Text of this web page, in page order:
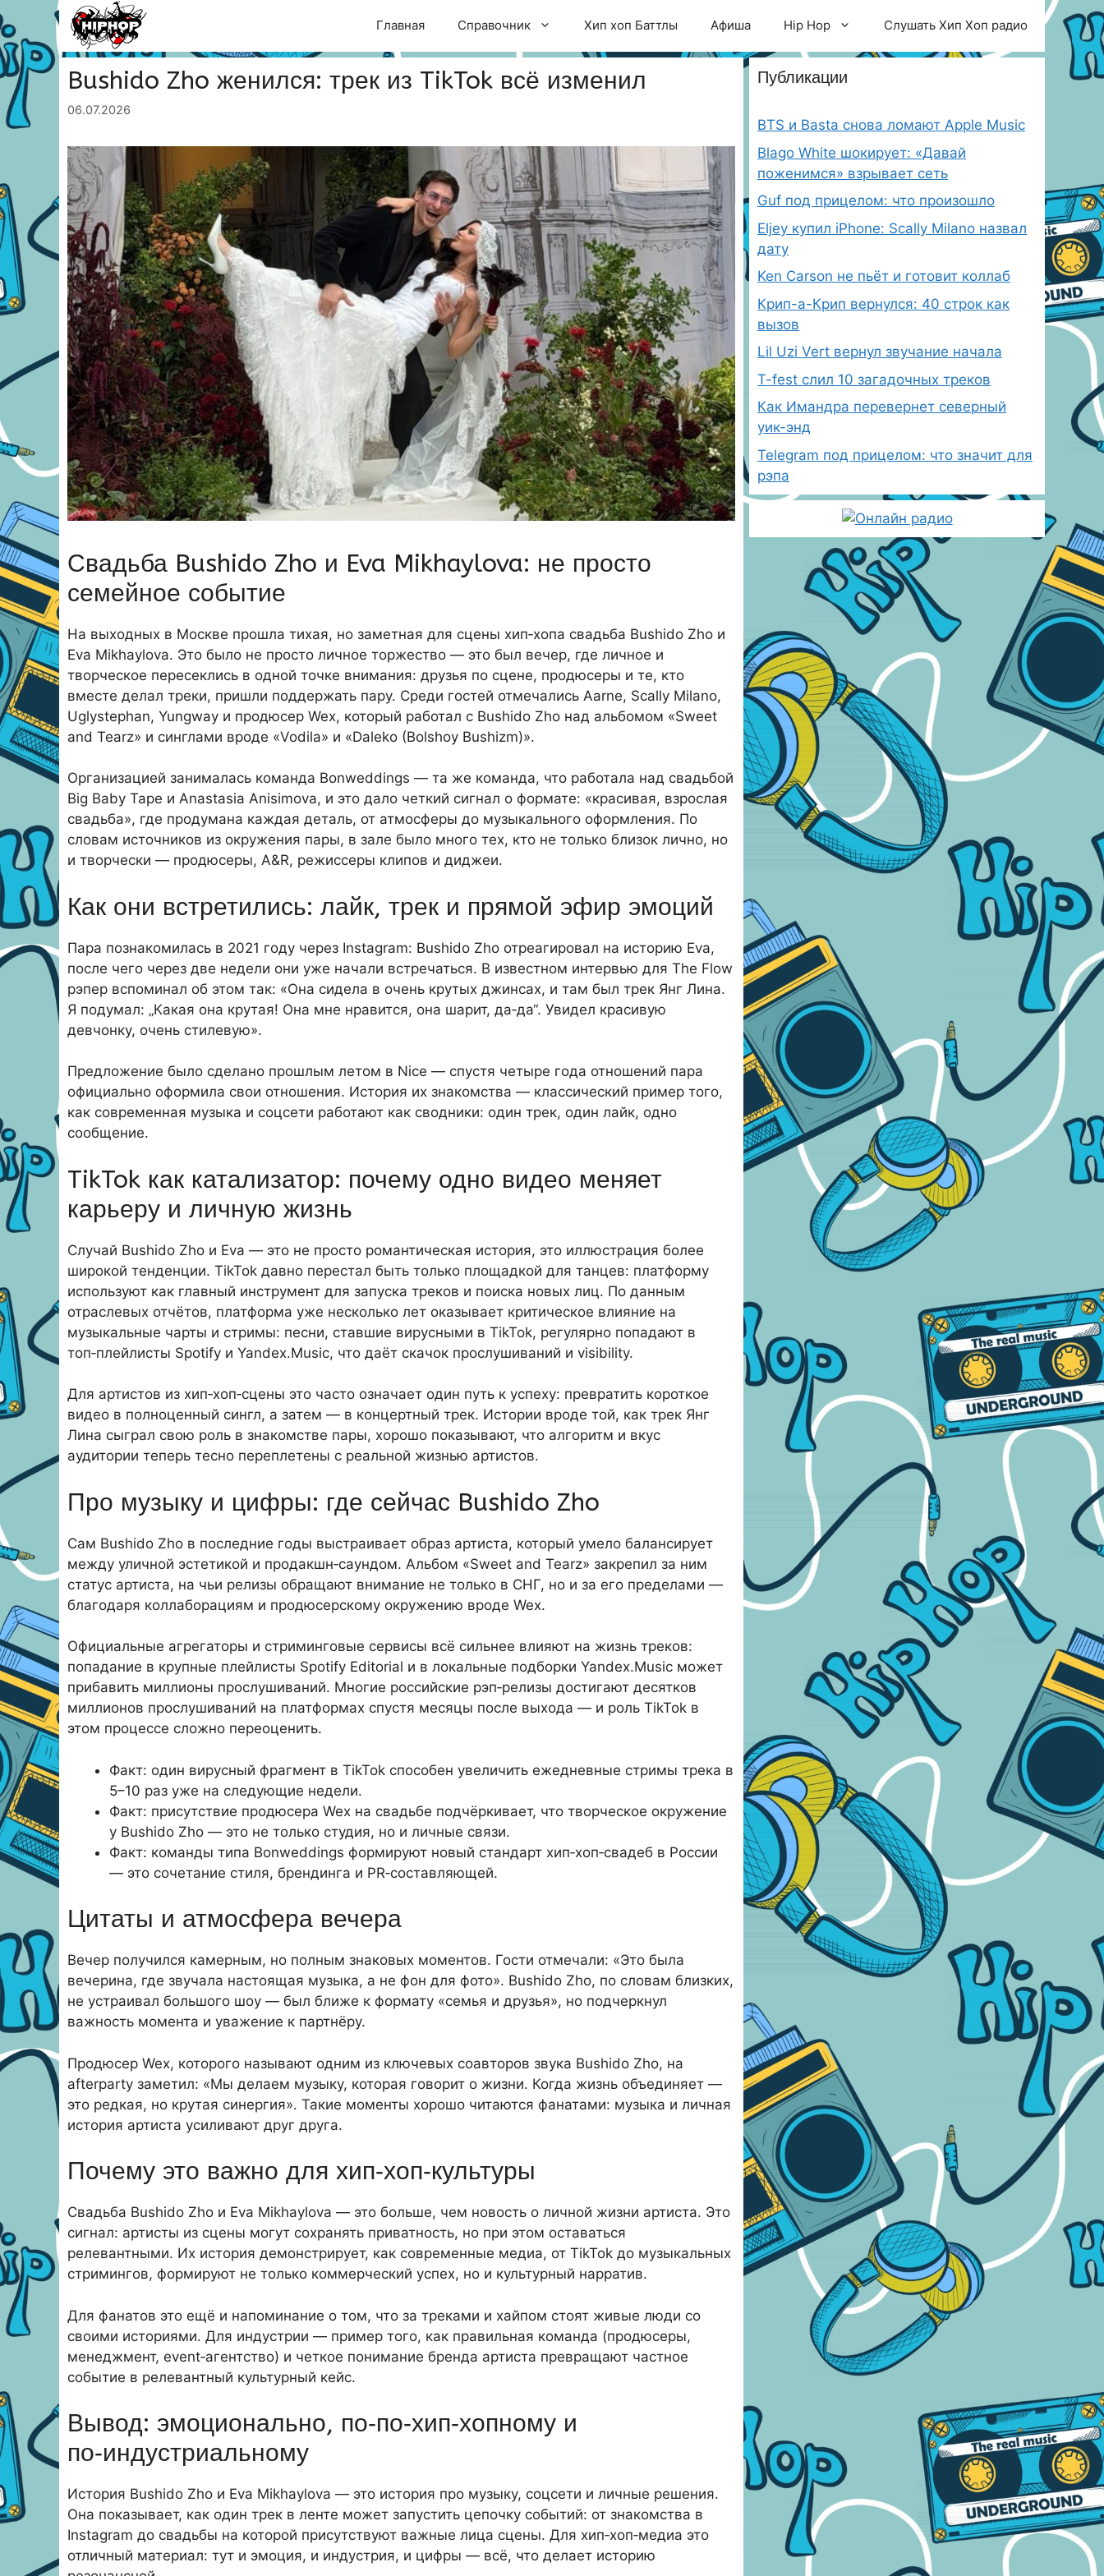
Перейти
к
содержимому
Главная Справочник Хип хоп Баттлы Афиша Hip Hop Слушать Хип Хоп радио
Bushido Zho женился: трек из TikTok всё изменил
06.07.2026
Свадьба Bushido Zho и Eva Mikhaylova: не просто
семейное событие
На выходных в Москве прошла тихая, но заметная для сцены хип‑хопа свадьба Bushido Zho и
Eva Mikhaylova. Это было не просто личное торжество — это был вечер, где личное и
творческое пересеклись в одной точке внимания: друзья по сцене, продюсеры и те, кто
вместе делал треки, пришли поддержать пару. Среди гостей отмечались Aarne, Scally Milano,
Uglystephan, Yungway и продюсер Wex, который работал с Bushido Zho над альбомом «Sweet
and Tearz» и синглами вроде «Vodila» и «Daleko (Bolshoy Bushizm)».
Организацией занималась команда Bonweddings — та же команда, что работала над свадьбой
Big Baby Tape и Anastasia Anisimova, и это дало четкий сигнал о формате: «красивая, взрослая
свадьба», где продумана каждая деталь, от атмосферы до музыкального оформления. По
словам источников из окружения пары, в зале было много тех, кто не только близок лично, но
и творчески — продюсеры, A&R, режиссеры клипов и диджеи.
Как они встретились: лайк, трек и прямой эфир эмоций
Пара познакомилась в 2021 году через Instagram: Bushido Zho отреагировал на историю Eva,
после чего через две недели они уже начали встречаться. В известном интервью для The Flow
рэпер вспоминал об этом так: «Она сидела в очень крутых джинсах, и там был трек Янг Лина.
Я подумал: „Какая она крутая! Она мне нравится, она шарит, да‑да“. Увидел красивую
девчонку, очень стилевую».
Предложение было сделано прошлым летом в Nice — спустя четыре года отношений пара
официально оформила свои отношения. История их знакомства — классический пример того,
как современная музыка и соцсети работают как сводники: один трек, один лайк, одно
сообщение.
TikTok как катализатор: почему одно видео меняет
карьеру и личную жизнь
Случай Bushido Zho и Eva — это не просто романтическая история, это иллюстрация более
широкой тенденции. TikTok давно перестал быть только площадкой для танцев: платформу
используют как главный инструмент для запуска треков и поиска новых лиц. По данным
отраслевых отчётов, платформа уже несколько лет оказывает критическое влияние на
музыкальные чарты и стримы: песни, ставшие вирусными в TikTok, регулярно попадают в
топ‑плейлисты Spotify и Yandex.Music, что даёт скачок прослушиваний и visibility.
Для артистов из хип‑хоп‑сцены это часто означает один путь к успеху: превратить короткое
видео в полноценный сингл, а затем — в концертный трек. Истории вроде той, как трек Янг
Лина сыграл свою роль в знакомстве пары, хорошо показывают, что алгоритм и вкус
аудитории теперь тесно переплетены с реальной жизнью артистов.
Про музыку и цифры: где сейчас Bushido Zho
Сам Bushido Zho в последние годы выстраивает образ артиста, который умело балансирует
между уличной эстетикой и продакшн‑саундом. Альбом «Sweet and Tearz» закрепил за ним
статус артиста, на чьи релизы обращают внимание не только в СНГ, но и за его пределами —
благодаря коллаборациям и продюсерскому окружению вроде Wex.
Официальные агрегаторы и стриминговые сервисы всё сильнее влияют на жизнь треков:
попадание в крупные плейлисты Spotify Editorial и в локальные подборки Yandex.Music может
прибавить миллионы прослушиваний. Многие российские рэп‑релизы достигают десятков
миллионов прослушиваний на платформах спустя месяцы после выхода — и роль TikTok в
этом процессе сложно переоценить.
Факт: один вирусный фрагмент в TikTok способен увеличить ежедневные стримы трека в
5–10 раз уже на следующие недели.
Факт: присутствие продюсера Wex на свадьбе подчёркивает, что творческое окружение
у Bushido Zho — это не только студия, но и личные связи.
Факт: команды типа Bonweddings формируют новый стандарт хип‑хоп‑свадеб в России
— это сочетание стиля, брендинга и PR‑составляющей.
Цитаты и атмосфера вечера
Вечер получился камерным, но полным знаковых моментов. Гости отмечали: «Это была
вечерина, где звучала настоящая музыка, а не фон для фото». Bushido Zho, по словам близких,
не устраивал большого шоу — был ближе к формату «семья и друзья», но подчеркнул
важность момента и уважение к партнёру.
Продюсер Wex, которого называют одним из ключевых соавторов звука Bushido Zho, на
afterparty заметил: «Мы делаем музыку, которая говорит о жизни. Когда жизнь объединяет —
это редкая, но крутая синергия». Такие моменты хорошо читаются фанатами: музыка и личная
история артиста усиливают друг друга.
Почему это важно для хип‑хоп‑культуры
Свадьба Bushido Zho и Eva Mikhaylova — это больше, чем новость о личной жизни артиста. Это
сигнал: артисты из сцены могут сохранять приватность, но при этом оставаться
релевантными. Их история демонстрирует, как современные медиа, от TikTok до музыкальных
стримингов, формируют не только коммерческий успех, но и культурный нарратив.
Для фанатов это ещё и напоминание о том, что за треками и хайпом стоят живые люди со
своими историями. Для индустрии — пример того, как правильная команда (продюсеры,
менеджмент, event‑агентство) и четкое понимание бренда артиста превращают частное
событие в релевантный культурный кейс.
Вывод: эмоционально, по‑по‑хип‑хопному и
по‑индустриальному
История Bushido Zho и Eva Mikhaylova — это история про музыку, соцсети и личные решения.
Она показывает, как один трек в ленте может запустить цепочку событий: от знакомства в
Instagram до свадьбы на которой присутствуют важные лица сцены. Для хип‑хоп‑медиа это
отличный материал: тут и эмоция, и индустрия, и цифры — всё, что делает историю
Публикации
BTS и Basta снова ломают Apple Music
Blago White шокирует: «Давай
поженимся» взрывает сеть
Guf под прицелом: что произошло
Eljey купил iPhone: Scally Milano назвал
дату
Ken Carson не пьёт и готовит коллаб
Крип-а-Крип вернулся: 40 строк как
вызов
Lil Uzi Vert вернул звучание начала
T-fest слил 10 загадочных треков
Как Имандра перевернет северный
уик-энд
Telegram под прицелом: что значит для
рэпа